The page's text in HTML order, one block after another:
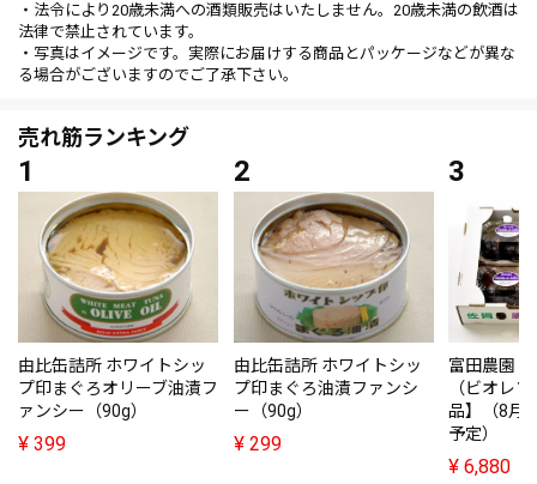
・法令により20歳未満への酒類販売はいたしません。20歳未満の飲酒は
法律で禁止されています。
・写真はイメージです。実際にお届けする商品とパッケージなどが異な
る場合がございますのでご了承下さい。
売れ筋ランキング
由比缶詰所 ホワイトシッ
プ印まぐろオリーブ油漬フ
ァンシー（90g）
¥ 399
由比缶詰所 ホワイトシッ
プ印まぐろ油漬ファンシ
ー（90g）
¥ 299
富田農園
（ビオレ
品】（8月
予定）
¥ 6,880